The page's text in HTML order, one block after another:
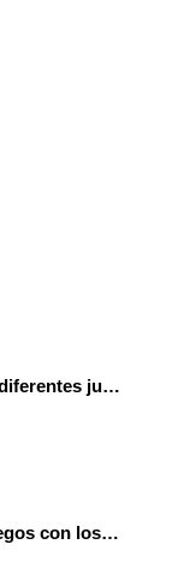
Programa con Scratch, 8 diferentes juegos para vivir la emoción de los partidos de España en el mundial 2026
Programa con Scratch juegos con los partidos del mundial 2026 ganados por España